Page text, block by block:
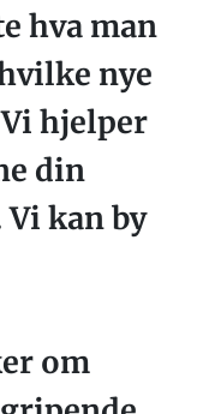
hva man
nye
hjelper
din
Vi kan by
om